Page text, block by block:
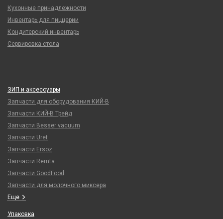
Кухонные принадлежности
Инвентарь для пиццерии
Кондитерский инвентарь
Сервировка стола
ЗИП и аксессуары
Запчасти для оборудования КИЙ-В
Запчасти КИЙ-В Трейд
Запчасти Besser vacuum
Запчасти Uret
Запчасти Ersoz
Запчасти Remta
Запчасти GoodFood
Запчасти для молочного миксера
Еще
Упаковка